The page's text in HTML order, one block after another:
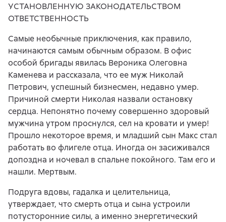
УСТАНОВЛЕННУЮ ЗАКОНОДАТЕЛЬСТВОМ
ОТВЕТСТВЕННОСТЬ
Самые необычные приключения, как правило,
начинаются самым обычным образом. В офис
особой бригады явилась Вероника Олеговна
Каменева и рассказала, что ее муж Николай
Петрович, успешный бизнесмен, недавно умер.
Причиной смерти Николая назвали остановку
сердца. Непонятно почему совершенно здоровый
мужчина утром проснулся, сел на кровати и умер!
Прошло некоторое время, и младший сын Макс стал
работать во флигеле отца. Иногда он засиживался
допоздна и ночевал в спальне покойного. Там его и
нашли. Мертвым.
Подруга вдовы, гадалка и целительница,
утверждает, что смерть отца и сына устроили
потусторонние силы, а именно энергетический